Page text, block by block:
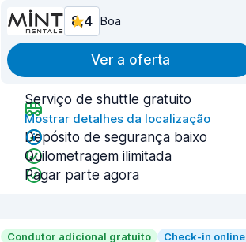
8,4 Boa
Ver a oferta
Serviço de shuttle gratuito
Mostrar detalhes da localização
Depósito de segurança baixo
Quilometragem ilimitada
Pagar parte agora
Condutor adicional gratuito Check-in online